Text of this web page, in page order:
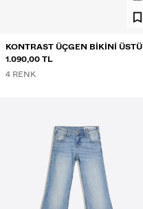
KONTRAST ÜÇGEN BIKINI ÜSTÜ
1.090,00 TL
4 RENK